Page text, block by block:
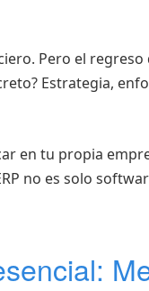
Pero el regreso
Estrategia,
en tu propia
no es solo